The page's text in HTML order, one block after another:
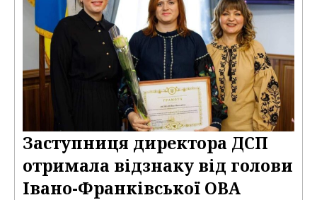
Заступниця директора ДСП
отримала відзнаку від голови
Івано-Франківської ОВА